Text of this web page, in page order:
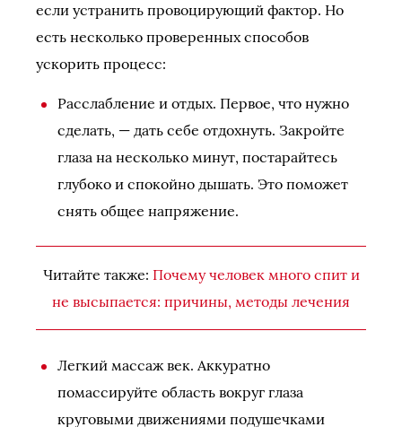
если устранить провоцирующий фактор. Но
есть несколько проверенных способов
ускорить процесс:
Расслабление и отдых. Первое, что нужно
сделать, — дать себе отдохнуть. Закройте
глаза на несколько минут, постарайтесь
глубоко и спокойно дышать. Это поможет
снять общее напряжение.
Читайте также: Почему человек много спит и
не высыпается: причины, методы лечения
Легкий массаж век. Аккуратно
помассируйте область вокруг глаза
круговыми движениями подушечками